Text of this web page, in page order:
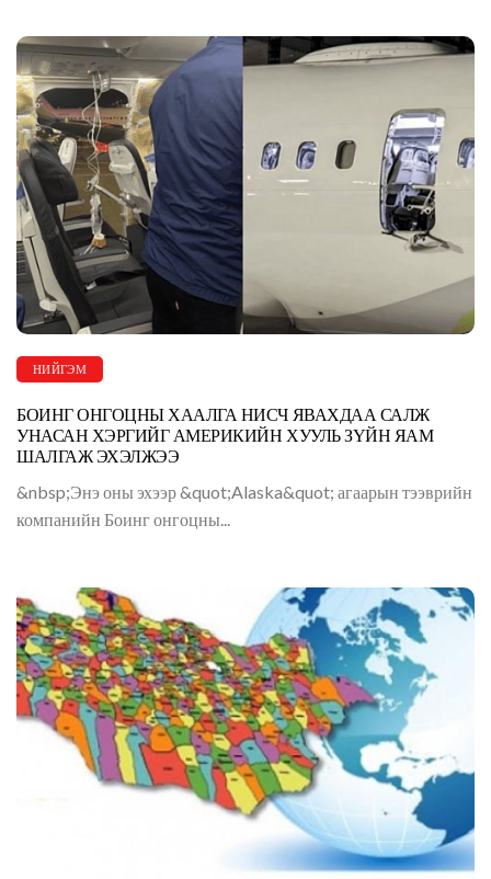
НИЙГЭМ
БОИНГ ОНГОЦНЫ ХААЛГА НИСЧ ЯВАХДАА САЛЖ
УНАСАН ХЭРГИЙГ АМЕРИКИЙН ХУУЛЬ ЗҮЙН ЯАМ
ШАЛГАЖ ЭХЭЛЖЭЭ
&nbsp;Энэ оны эхээр &quot;Alaska&quot; агаарын тээврийн
компанийн Боинг онгоцны...